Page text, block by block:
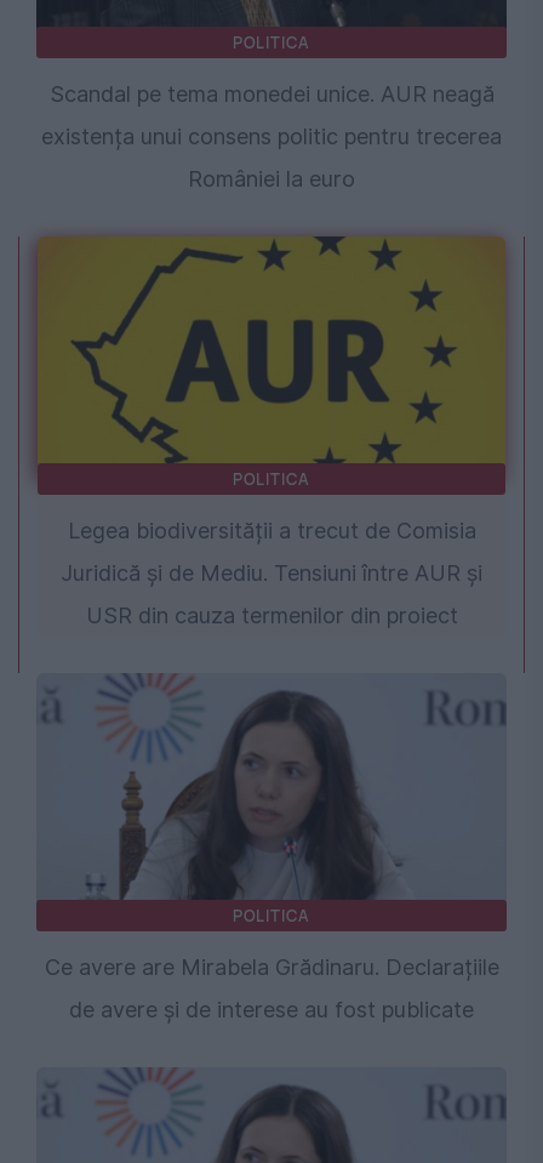
POLITICA
Scandal pe tema monedei unice. AUR neagă
existența unui consens politic pentru trecerea
României la euro
POLITICA
Legea biodiversității a trecut de Comisia
Juridică și de Mediu. Tensiuni între AUR și
USR din cauza termenilor din proiect
POLITICA
Ce avere are Mirabela Grădinaru. Declarațiile
de avere și de interese au fost publicate